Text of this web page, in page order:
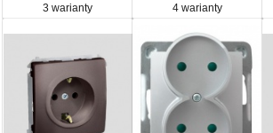
3 warianty 4 warianty